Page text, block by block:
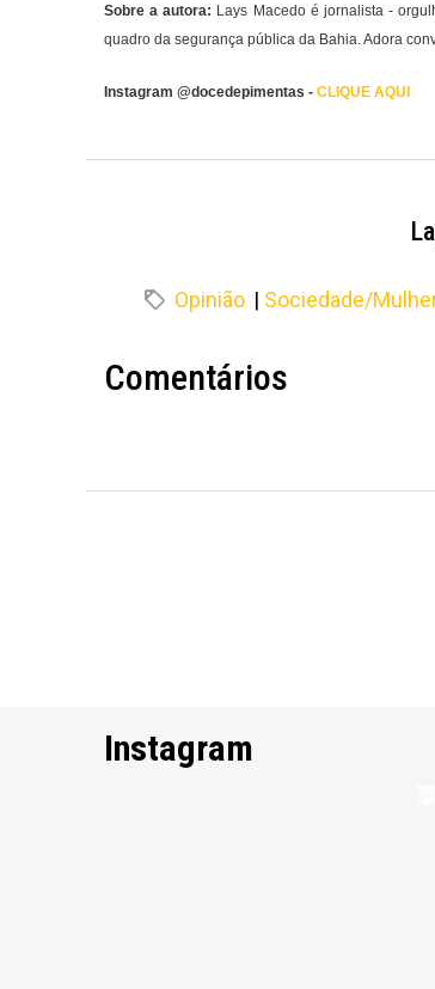
Sobre a autora: Lays Macedo é jornalista -
quadro da segurança pública da Bahia. Adora
Instagram @docedepimentas - CLIQUE AQUI
Opinião | Sociedade/
Comentários
Instagram